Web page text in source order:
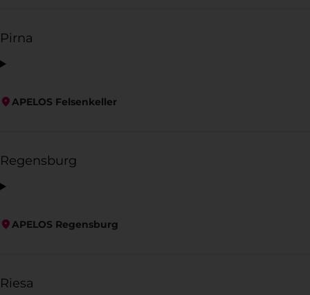
Pirna
APELOS Felsenkeller
Regensburg
APELOS Regensburg
Riesa